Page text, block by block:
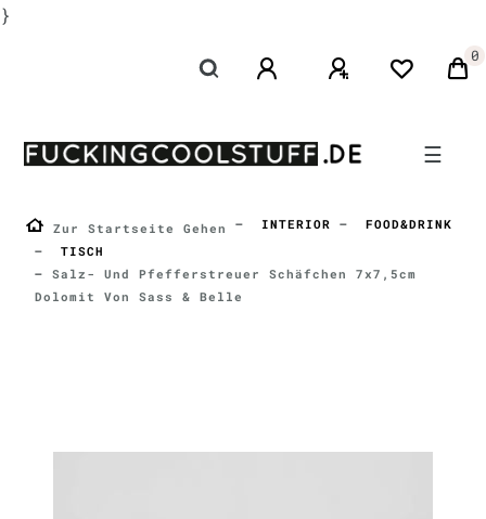
}
0
☰
Zur Startseite Gehen INTERIOR
FOOD&DRINK
TISCH
Salz- Und Pfefferstreuer Schäfchen 7x7,5cm
Dolomit Von Sass & Belle